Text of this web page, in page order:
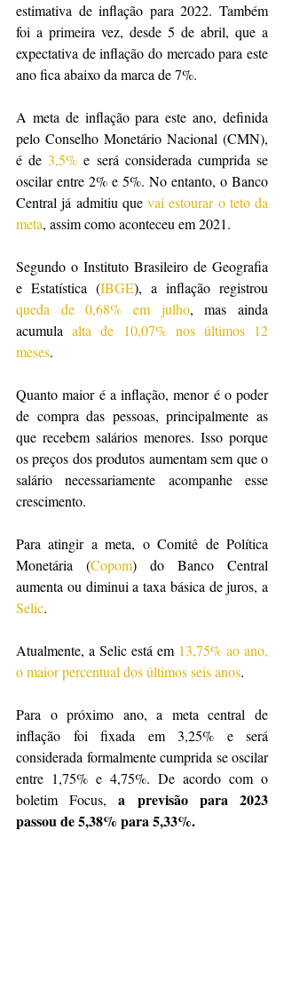
estimativa de inflação para 2022. Também
foi a primeira vez, desde 5 de abril, que a
expectativa de inflação do mercado para este
ano fica abaixo da marca de 7%.
A meta de inflação para este ano, definida
pelo Conselho Monetário Nacional (CMN),
é de 3,5% e será considerada cumprida se
oscilar entre 2% e 5%. No entanto, o Banco
Central já admitiu que vai estourar o teto da
meta, assim como aconteceu em 2021.
Segundo o Instituto Brasileiro de Geografia
e Estatística (IBGE
queda de 0,68% em julho, mas ainda
acumula alta de 10,07% nos últimos 12
meses.
Quanto maior é a inflação, menor é o poder
de compra das pessoas, principalmente as
que recebem salários menores. Isso porque
os preços dos produtos aumentam sem que o
salário necessariamente acompanhe esse
crescimento.
Para atingir a meta, o Comitê de Política
Monetária (Copom) do Banco Central
Selic.
Atualmente, a Selic está em 13,75% ao ano,
o maior percentual dos últimos seis anos.
Para o próximo ano, a meta central de
inflação foi fixada em 3,25% e será
considerada formalmente cumprida se oscilar
entre 1,75% e 4,75%. De acordo com o
boletim Focus, a previsão para 2023
passou de 5,38% para 5,33%.